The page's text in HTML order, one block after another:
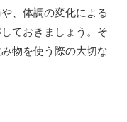
、体調の変化による
ておきましょう。そ
物を使う際の大切な